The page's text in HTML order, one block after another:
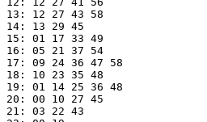
13: 12 27 43 58
14: 13 29 45
15: 01 17 33 49
16: 05 21 37 54
17: 09 24 36 47 58
18: 10 23 35 48
19: 01 14 25 36 48
20: 00 10 27 45
21: 03 22 43